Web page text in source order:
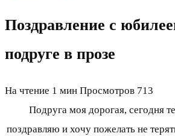
Поздравление с
подруге в прозе
На чтение 1 мин Просмотров 713
Подруга моя дорогая, сегодня
поздравляю и хочу пожелать не